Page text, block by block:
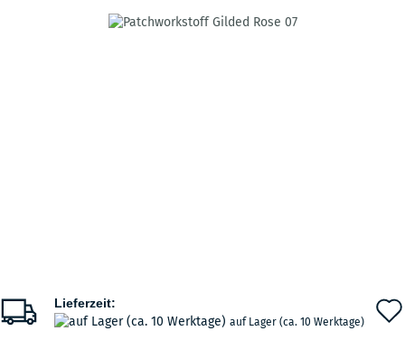
Lieferzeit:
auf Lager (ca. 10 Werktage)